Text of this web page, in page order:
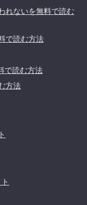
れないを無料で読む
で読む方法
で読む方法
方法